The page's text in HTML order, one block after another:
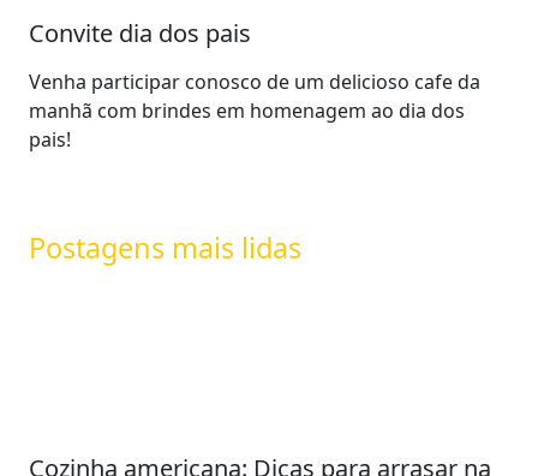
Convite dia dos pais
Venha participar conosco de um delicioso cafe da
manhã com brindes em homenagem ao dia dos
pais!
Postagens mais lidas
Cozinha americana: Dicas para arrasar na